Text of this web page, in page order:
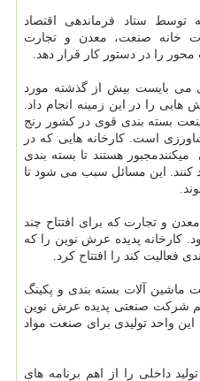
ستاد فرماندهی اقتصاد
خانه صنعت، معدن و تجارت
را در دستور كار قرار دهد.
می بایست بیش از گذشته مورد
هایی را در این زمینه انجام داد.
بسته بندی قوی در كشور رنج
است. كارخانه هایی كه در
میكنندمجبور هستند تا بسته بندی
كنند. این مسائل سبب می شود تا
و تجارت كه برای افتتاح چند
كارخانه پدیده عرش نوین را كه
فعالیت كند را افتتاح كرد.
آلات بسته بندی و پكینگ
شركت صنعتی پدیده عرش نوین
واحد تولیدی برای صنعت مواد
داخلی را از اهم برنامه های